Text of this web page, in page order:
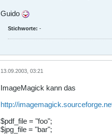
Guido
Stichworte: -
13.09.2003, 03:21
ImageMagick kann das
http://
$pdf_file = "foo";
$jpg_file = "bar";